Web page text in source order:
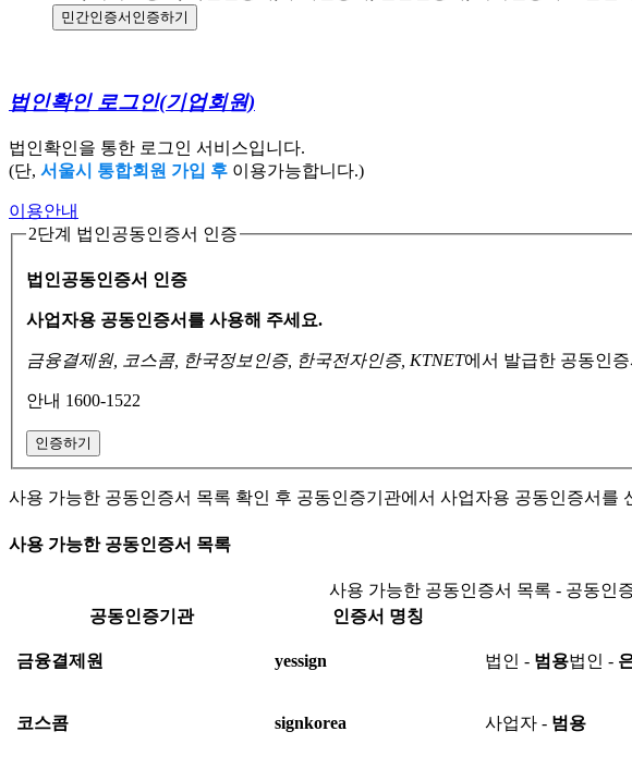
민간인증서 인증하기
법인확인 로그인(기업회원)
법인확인을 통한 로그인 서비스입니다.
(단, 서울시 통합회원 가입 후 이용가능합니다.)
이용안내
2단계 법인공동인증서 인증
법인공동인증서 인증
사업자용 공동인증서를 사용해 주세요.
금융결제원, 코스콤, 한국정보인증, 한국전자인증, KTNET에서 발급한 공동인
안내 1600-1522
인증하기
사용 가능한 공동인증서 목록 확인 후 공동인증기관에서 사업자용 공동인증서를
사용 가능한 공동인증서 목록
사용 가능한 공동인증서 목록 - 공동인
공동인증기관
인증서 명칭
금융결제원 yessign 법인 - 범용법인 -
코스콤 signkorea 사업자 - 범용